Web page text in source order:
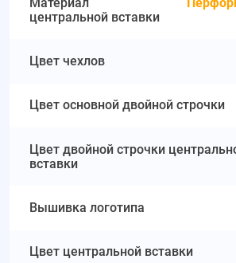
центральной вставки
Цвет чехлов
Цвет основной двойной строчки
Цвет двойной строчки
вставки
Вышивка логотипа
Цвет центральной вставки